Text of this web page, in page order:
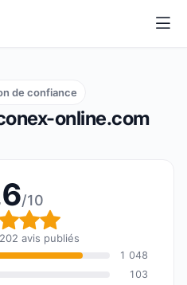
online.com
de confiance
/10
globale : 9,6 sur
avis publiés
1 048
103